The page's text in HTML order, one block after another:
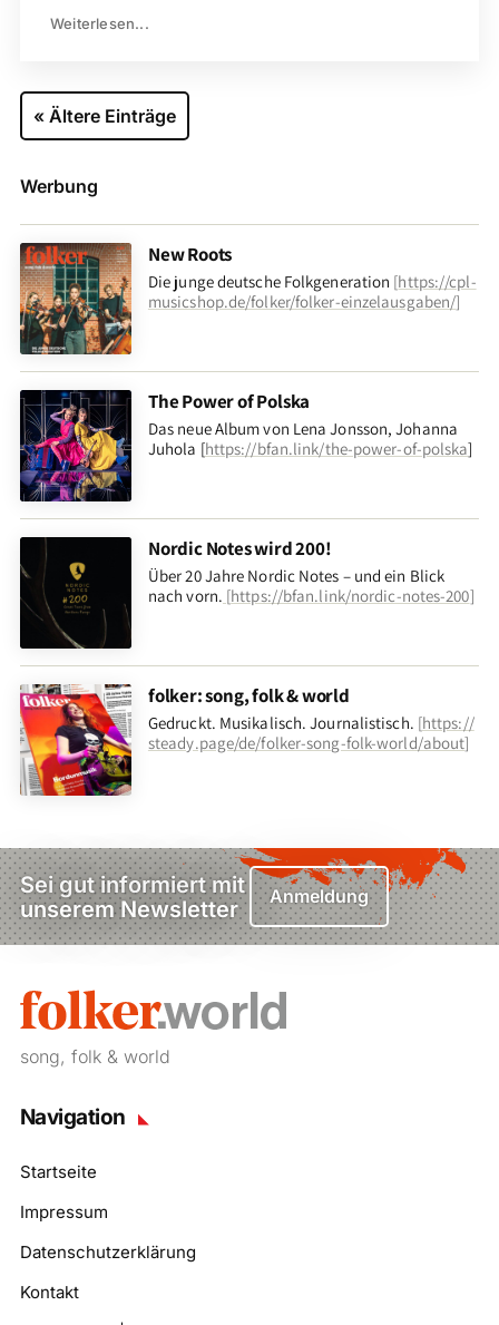
Weiterlesen...
« Ältere Einträge
Werbung
New Roots
Die junge deutsche Folkgeneration [https://cpl-
musicshop.de/folker/folker-einzelausgaben/]
The Power of Polska
Das neue Album von Lena Jonsson, Johanna
Juhola [https://bfan.link/the-power-of-polska]
Nordic Notes wird 200!
Über 20 Jahre Nordic Notes – und ein Blick
nach vorn. [https://bfan.link/nordic-notes-200]
folker: song, folk & world
Gedruckt. Musikalisch. Journalistisch. [https://
steady.page/de/folker-song-folk-world/about]
Sei gut informiert mit
unserem Newsletter
Anmeldung
song, folk & world
Navigation
Startseite
Impressum
Datenschutzerklärung
Kontakt